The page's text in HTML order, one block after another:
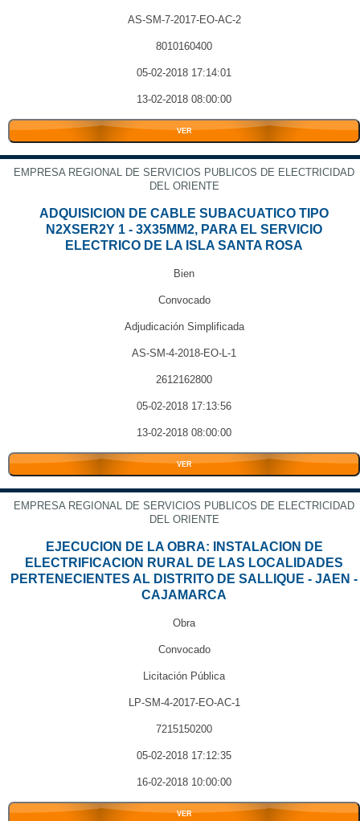
AS-SM-7-2017-EO-AC-2
8010160400
05-02-2018 17:14:01
13-02-2018 08:00:00
VER
EMPRESA REGIONAL DE SERVICIOS PUBLICOS DE ELECTRICIDAD
DEL ORIENTE
ADQUISICION DE CABLE SUBACUATICO TIPO
N2XSER2Y 1 - 3X35MM2, PARA EL SERVICIO
ELECTRICO DE LA ISLA SANTA ROSA
Bien
Convocado
Adjudicación Simplificada
AS-SM-4-2018-EO-L-1
2612162800
05-02-2018 17:13:56
13-02-2018 08:00:00
VER
EMPRESA REGIONAL DE SERVICIOS PUBLICOS DE ELECTRICIDAD
DEL ORIENTE
EJECUCION DE LA OBRA: INSTALACION DE
ELECTRIFICACION RURAL DE LAS LOCALIDADES
PERTENECIENTES AL DISTRITO DE SALLIQUE - JAEN -
CAJAMARCA
Obra
Convocado
Licitación Pública
LP-SM-4-2017-EO-AC-1
7215150200
05-02-2018 17:12:35
16-02-2018 10:00:00
VER